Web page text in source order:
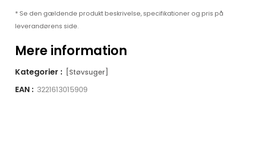
* Se den gældende produkt beskrivelse, specifikationer og pris på
leverandørens side.
Mere information
Kategorier : [Støvsuger]
EAN : 3221613015909